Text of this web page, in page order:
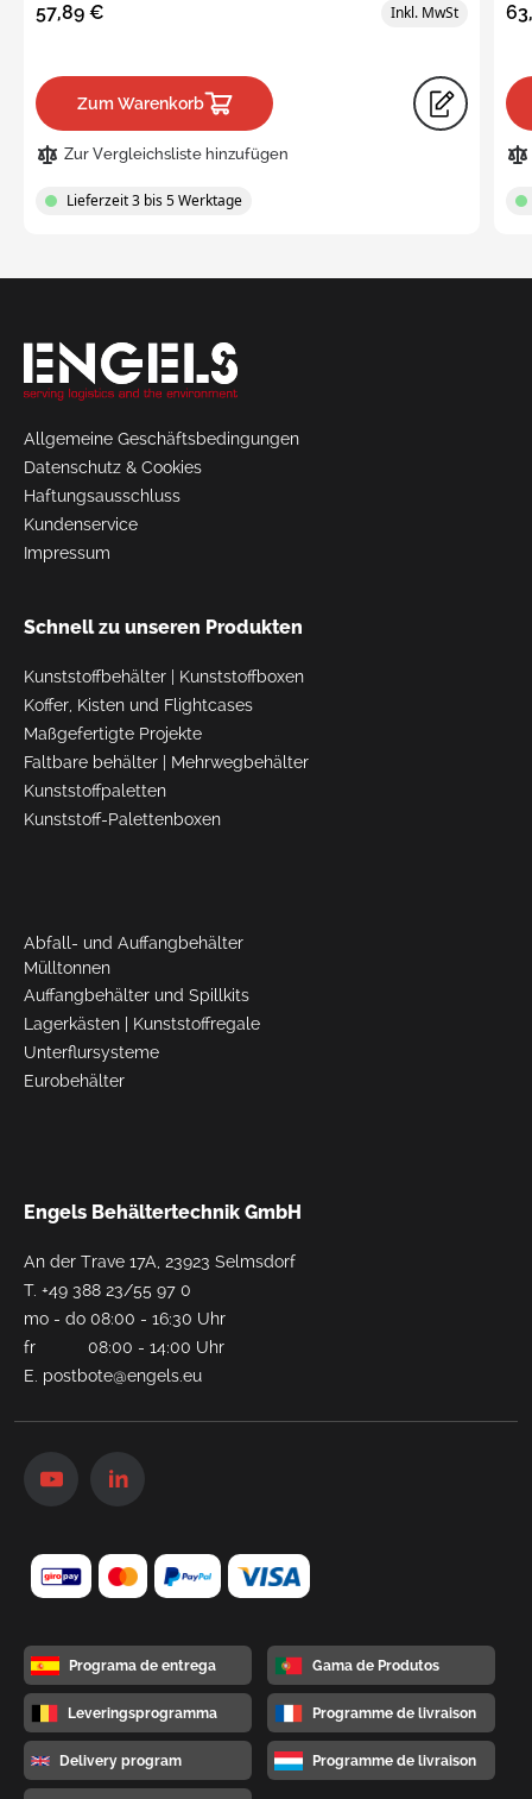
57,89 €
Zum Warenkorb
Zur Vergleichsliste hinzufügen
Lieferzeit 3 bis 5 Werktage
a Quote
Allgemeine Geschäftsbedingungen
Datenschutz & Cookies
Haftungsausschluss
Kundenservice
Impressum
Schnell zu unseren Produkten
Kunststoffbehälter
Kunststoffboxen
Koffer, Kisten und Flightcases
Maßgefertigte Projekte
Faltbare behälter
Mehrwegbehälter
Kunststoffpaletten
Kunststoff-Palettenboxen
Abfall- und Auffangbehälter
Mülltonnen
Auffangbehälter und Spillkits
Lagerkästen
Kunststoffregale
Unterflursysteme
Eurobehälter
Engels Behältertechnik GmbH
An der Trave 17A, 23923 Selmsdorf
T. +49 388 23/55 97 0
mo - do 08:00 - 16:30 Uhr
fr 08:00 - 14:00 Uhr
E. postbote@engels.eu
Programa de entrega Gama de Produtos
Leveringsprogramma Programme de livraison
Delivery program Programme de livraison